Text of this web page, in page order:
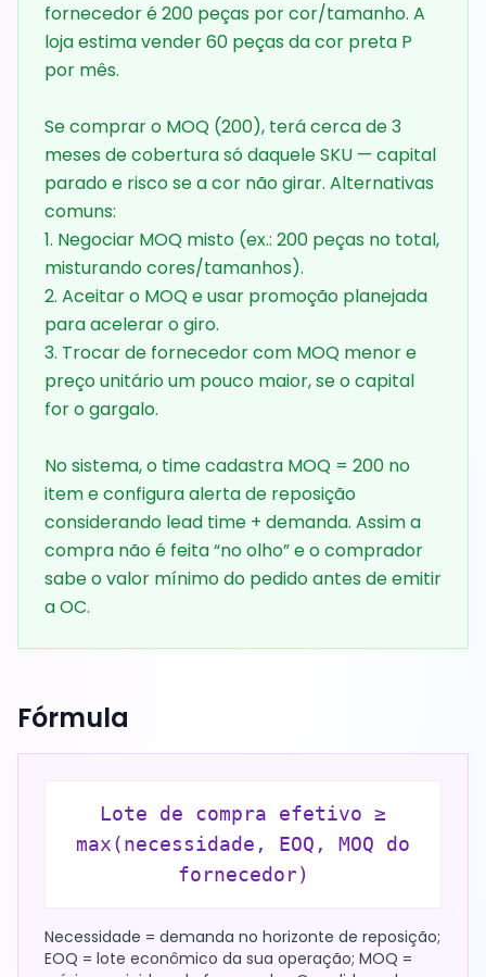
fornecedor é 200 peças por cor/tamanho. A
loja estima vender 60 peças da cor preta P
por mês.
Se comprar o MOQ (200), terá cerca de 3
meses de cobertura só daquele SKU — capital
parado e risco se a cor não girar. Alternativas
comuns:
1. Negociar MOQ misto (ex.: 200 peças no total,
misturando cores/tamanhos).
2. Aceitar o MOQ e usar promoção planejada
para acelerar o giro.
3. Trocar de fornecedor com MOQ menor e
preço unitário um pouco maior, se o capital
for o gargalo.
No sistema, o time cadastra MOQ = 200 no
item e configura alerta de reposição
considerando lead time + demanda. Assim a
compra não é feita “no olho” e o comprador
sabe o valor mínimo do pedido antes de emitir
a OC.
Fórmula
Lote de compra efetivo ≥
max(necessidade, EOQ, MOQ do
fornecedor)
Necessidade = demanda no horizonte de reposição;
EOQ = lote econômico da sua operação; MOQ =